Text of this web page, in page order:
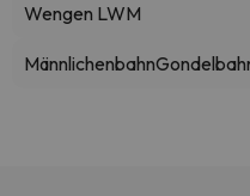
Wengen LWM
Männlichenbahn